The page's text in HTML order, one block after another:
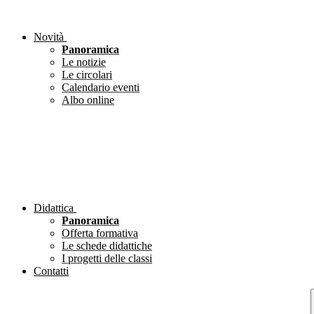
Novità
Panoramica
Le notizie
Le circolari
Calendario eventi
Albo online
Didattica
Panoramica
Offerta formativa
Le schede didattiche
I progetti delle classi
Contatti